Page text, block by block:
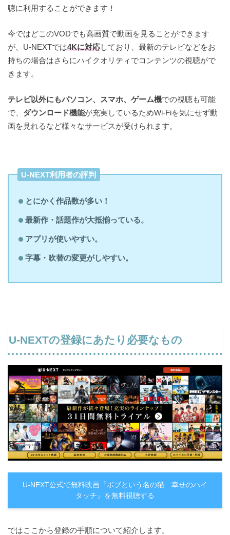
聴に利用することができます！
今ではどこのVODでも高画質で動画を見ることができます
が、U-NEXTでは4Kに対応しており、最新のテレビなどをお
持ちの場合はさらにハイクオリティでコンテンツの視聴がで
きます。
テレビ以外にもパソコン、スマホ、ゲーム機での視聴も可能
で、 ダウンロード機能が充実しているためWi-Fiを気にせず動
画を見れるなど様々なサービスが受けられます。
U-NEXT利用者の評判
とにかく作品数が多い！
最新作・話題作が大抵揃っている。
アプリが使いやすい。
字幕・吹替の変更がしやすい。
U-NEXTの登録にあたり必要なもの
U-NEXT公式で無料映画『ボブという名の猫 幸せのハイ
タッチ』を無料視聴する
ではここから登録の手順について紹介します。